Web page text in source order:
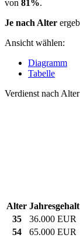
von 81%.
Je nach Alter
Ansicht wählen:
Diagramm
Tabelle
Verdienst nach Alter
Alter
35
36.000 EUR
54
65.000 EUR